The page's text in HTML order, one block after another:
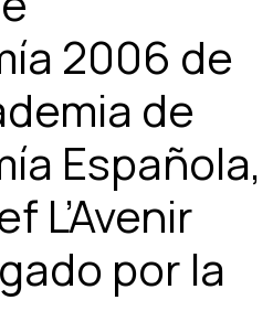
2006 de
de
Española,
L’Avenir
por la